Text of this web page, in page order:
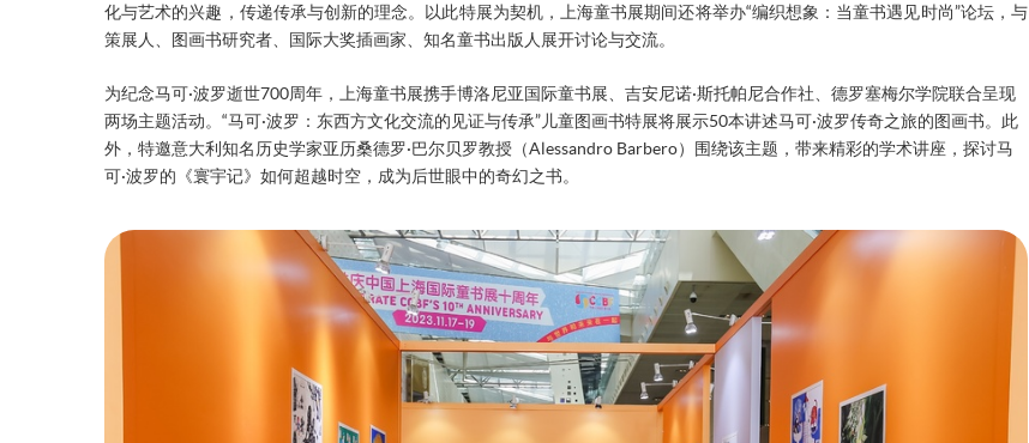
化与艺术的兴趣，传递传承与创新的理念。以此特展为契机，上海童书展期间还将举办“编织想象：当童书遇见时尚”论坛，与
策展人、图画书研究者、国际大奖插画家、知名童书出版人展开讨论与交流。
为纪念马可·波罗逝世700周年，上海童书展携手博洛尼亚国际童书展、吉安尼诺·斯托帕尼合作社、德罗塞梅尔学院联合呈现
两场主题活动。“马可·波罗：东西方文化交流的见证与传承”儿童图画书特展将展示50本讲述马可·波罗传奇之旅的图画书。此
外，特邀意大利知名历史学家亚历桑德罗·巴尔贝罗教授（Alessandro Barbero）围绕该主题，带来精彩的学术讲座，探讨马
可·波罗的《寰宇记》如何超越时空，成为后世眼中的奇幻之书。